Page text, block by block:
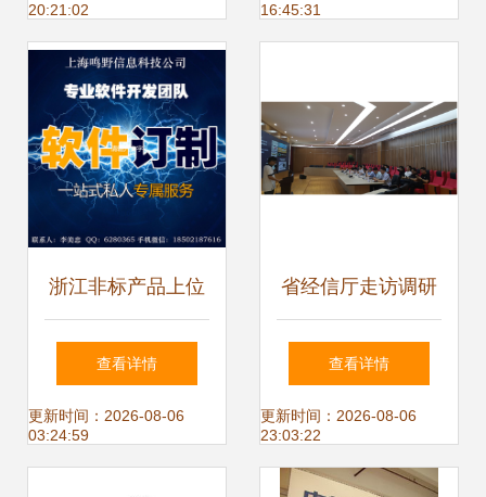
开发中的应用
20:21:02
16:45:31
浙江非标产品上位
机接口开发公司 专
注软件开发，赋能
查看详情
更新时间：2026-08-06
03:24:59
省经信厅走访调研
数字经济:深耕本土
新兴产业争创数字
经济试验区
查看详情
更新时间：2026-08-06
23:03:22